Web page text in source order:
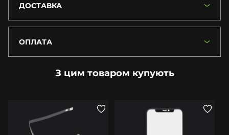
ДОСТАВКА
ОПЛАТА
З цим товаром купують